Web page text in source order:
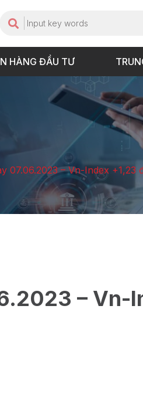
HÀNG ĐẦU TƯ
07.06.2023 – Vn-Index +1,23
– Vn-